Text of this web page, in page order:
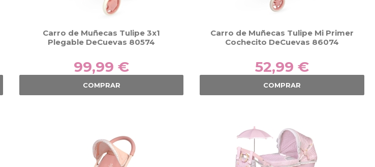
Carro de Muñecas Tulipe 3x1
Plegable DeCuevas 80574
99,99 €
COMPRAR
Carro de Muñecas Tulipe Mi Primer
Cochecito DeCuevas 86074
52,99 €
COMPRAR